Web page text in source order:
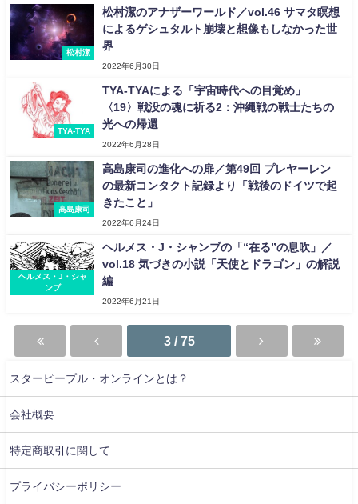
松村潔
松村潔のアナザーワールド／vol.46 サマタ瞑想
によるゲシュタルト崩壊と想像もしなかった世
界
2022年6月30日
TYA-TYA
TYA-TYAによる「宇宙時代への目覚め」
〈19〉戦没の魂に祈る2：沖縄戦の戦士たちの
光への帰還
2022年6月28日
高島康司
高島康司の進化への扉／第49回 プレヤーレン
の最新コンタクト記録より「戦後のドイツで起
きたこと」
2022年6月24日
ヘルメス・J・シャ
ンブ
ヘルメス・J・シャンブの「“在る”の息吹」／
vol.18 気づきの小説「天使とドラゴン」の解説
編
2022年6月21日
3 / 75
スターピープル・オンラインとは？
会社概要
特定商取引に関して
プライバシーポリシー